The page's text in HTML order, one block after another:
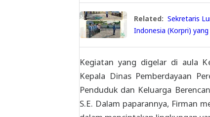
Related: Sekretaris
Indonesia (Korpri)
Kegiatan yang digelar di aula
Kepala Dinas Pemberdayaan
Penduduk dan Keluarga
S.E. Dalam paparannya, Firman